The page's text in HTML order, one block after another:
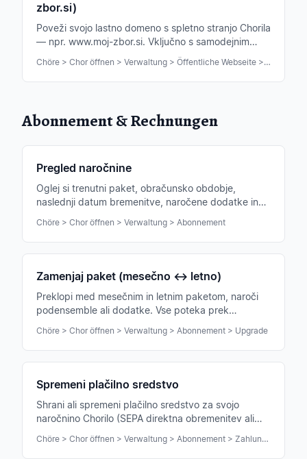
zbor.si)
Poveži svojo lastno domeno s spletno stranjo Chorila
— npr. www.moj-zbor.si. Vključno s samodejnim
Chöre > Chor öffnen > Verwaltung > Öffentliche Webseite > Domain
Abonnement & Rechnungen
Pregled naročnine
Oglej si trenutni paket, obračunsko obdobje,
naslednji datum bremenitve, naročene dodatke in
Chöre > Chor öffnen > Verwaltung > Abonnement
Zamenjaj paket (mesečno ↔ letno)
Preklopi med mesečnim in letnim paketom, naroči
podensemble ali dodatke. Vse poteka prek
Chöre > Chor öffnen > Verwaltung > Abonnement > Upgrade
Spremeni plačilno sredstvo
Shrani ali spremeni plačilno sredstvo za svojo
naročnino Chorilo (SEPA direktna obremenitev ali
Chöre > Chor öffnen > Verwaltung > Abonnement > Zahlungsmethode